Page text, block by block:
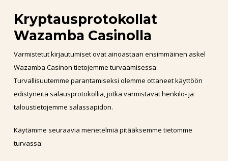
Kryptausprotokollat
Wazamba Casinolla
Varmistetut kirjautumiset ovat ainoastaan ensimmäinen askel
Wazamba Casinon tietojemme turvaamisessa.
Turvallisuutemme parantamiseksi olemme ottaneet käyttöön
edistyneitä salausprotokollia, jotka varmistavat henkilö- ja
taloustietojemme salassapidon.
Käytämme seuraavia menetelmiä pitääksemme tietomme
turvassa: